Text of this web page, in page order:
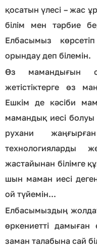
қосатын үлесі – жас
білім мен тәрбие
Елбасымыз
орындау деп білемін.
Өз мамандығын
жетістіктерге өз
Ешкім де кәсіби
мамандық иесі болуы
рухани
технологияларды
жастайынан білімге
шын маман иесі
ой түйемін...
Елбасымыздың
өркениетті дамыған
заман талабына сай